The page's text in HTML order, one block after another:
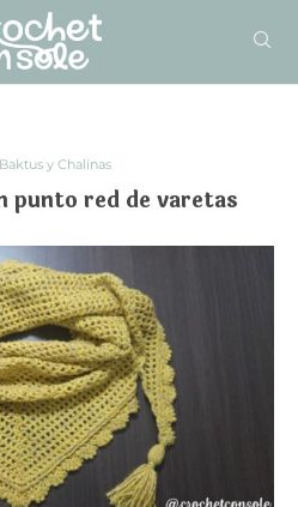
y Chalinas
punto red de varetas